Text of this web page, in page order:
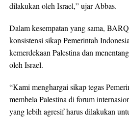
dilakukan oleh Israel,” ujar Abbas.
Dalam kesempatan yang sama,
konsistensi sikap Pemerintah
kemerdekaan Palestina dan
oleh Israel.
“Kami menghargai sikap tegas
membela Palestina di forum
yang lebih agresif harus dilakukan